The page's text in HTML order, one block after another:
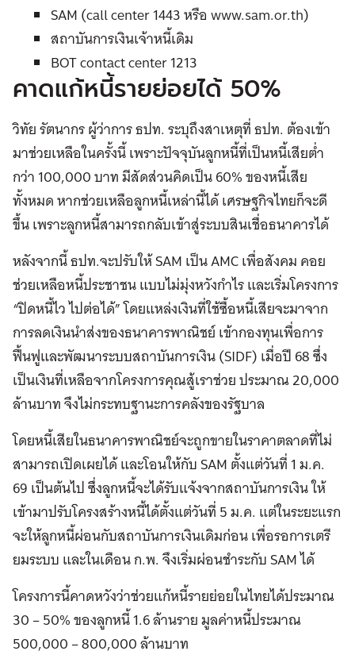
SAM (call center 1443 หรือ www.sam.or.th)
สถาบันการเงินเจ้าหนี้เดิม
BOT contact center 1213
คาดแก้หนี้รายย่อยได้ 50%
วิทัย รัตนากร ผู้ว่าการ ธปท. ระบุถึงสาเหตุที่ ธปท. ต้องเข้า
มาช่วยเหลือในครั้งนี้ เพราะปัจจุบันลูกหนี้ที่เป็นหนี้เสียต่ำ
กว่า 100,000 บาท มีสัดส่วนคิดเป็น 60% ของหนี้เสีย
ทั้งหมด หากช่วยเหลือลูกหนี้เหล่านี้ได้ เศรษฐกิจไทยก็จะดี
ขึ้น เพราะลูกหนี้สามารถกลับเข้าสู่ระบบสินเชื่อธนาคารได้
หลังจากนี้ ธปท.จะปรับให้ SAM เป็น AMC เพื่อสังคม คอย
ช่วยเหลือหนี้ประชาชน แบบไม่มุ่งหวังกำไร และเริ่มโครงการ
“ปิดหนี้ไว ไปต่อได้”โดยแหล่งเงินที่ใช้ซื้อหนี้เสียจะมาจาก
การลดเงินนำส่งของธนาคารพาณิชย์ เข้ากองทุนเพื่อการ
ฟื้นฟูและพัฒนาระบบสถาบันการเงิน (SIDF) เมื่อปี 68 ซึ่ง
เป็นเงินที่เหลือจากโครงการคุณสู้เราช่วย ประมาณ 20,000
ล้านบาท จึงไม่กระทบฐานะการคลังของรัฐบาล
โดยหนี้เสียในธนาคารพาณิชย์จะถูกขายในราคาตลาดที่ไม่
สามารถเปิดเผยได้ และโอนให้กับ SAM ตั้งแต่วันที่ 1 ม.ค.
69 เป็นต้นไป ซึ่งลูกหนี้จะได้รับแจ้งจากสถาบันการเงิน ให้
เข้ามาปรับโครงสร้างหนี้ได้ตั้งแต่วันที่ 5 ม.ค. แต่ในระยะแรก
จะให้ลูกหนี้ผ่อนกับสถาบันการเงินเดิมก่อน เพื่อรอการเตรี
ยมระบบ และในเดือน ก.พ. จึงเริ่มผ่อนชำระกับ SAM ได้
โครงการนี้คาดหวังว่าช่วยแก้หนี้รายย่อยในไทยได้ประมาณ
30 – 50% ของลูกหนี้ 1.6 ล้านราย มูลค่าหนี้ประมาณ
500,000 – 800,000 ล้านบาท